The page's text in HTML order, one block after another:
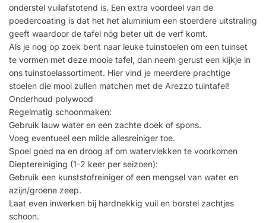
onderstel vuilafstotend is. Een extra voordeel van de
poedercoating is dat het het aluminium een stoerdere uitstraling
geeft waardoor de tafel nóg beter uit de verf komt.
Als je nog op zoek bent naar leuke tuinstoelen om een tuinset
te vormen met deze mooie tafel, dan neem gerust een kijkje in
ons tuinstoelassortiment. Hier vind je meerdere prachtige
stoelen die mooi zullen matchen met de Arezzo tuintafel!
Onderhoud polywood
Regelmatig schoonmaken:
Gebruik lauw water en een zachte doek of spons.
Voeg eventueel een milde allesreiniger toe.
Spoel goed na en droog af om watervlekken te voorkomen
Dieptereiniging (1-2 keer per seizoen):
Gebruik een kunststofreiniger of een mengsel van water en
azijn/groene zeep.
Laat even inwerken bij hardnekkig vuil en borstel zachtjes
schoon.